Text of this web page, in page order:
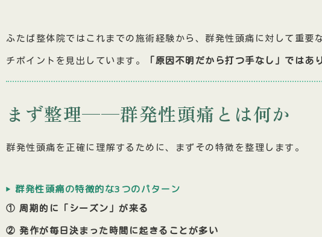
ふたば整体院ではこれまでの施術経験から、群発性頭痛に対して重要
チポイントを見出しています。
「原因不明だから打つ手なし」ではあ
まず整理——群発性頭痛とは何か
群発性頭痛を正確に理解するために、まずその特徴を整理します。
群発性頭痛の特徴的な3つのパターン
① 周期的に「シーズン」が来る
② 発作が毎日決まった時間に起きることが多い